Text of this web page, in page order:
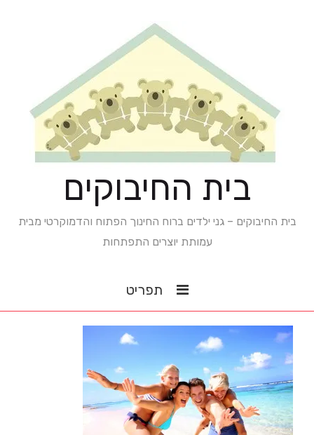
בית החיבוקים
בית החיבוקים – גני ילדים ברוח החינוך הפתוח והדמוקרטי מבית
עמותת יוצרים התפתחות
תפריט